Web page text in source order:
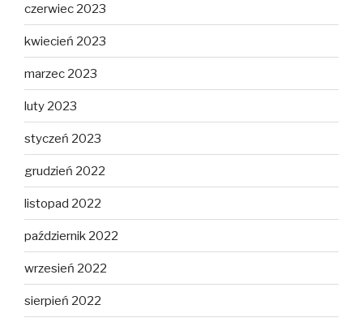
czerwiec 2023
kwiecień 2023
marzec 2023
luty 2023
styczeń 2023
grudzień 2022
listopad 2022
październik 2022
wrzesień 2022
sierpień 2022